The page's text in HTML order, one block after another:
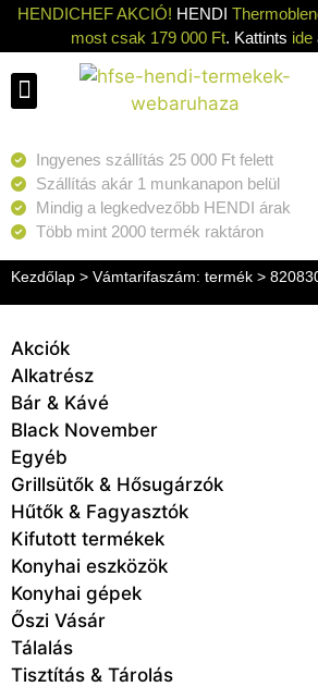
HENDICHEF AKCIÓ! HENDI
most csak 179 000 Ft. Kattints ide
Ingyenes szállítás 25 000 Ft felett
Szállítás akár 1 munkanapon belül
Mindig a legkedvezőbb HENDI árak
Több mint 2000 termék raktáron
Kezdőlap > Vámtarifaszám: termék >
Akciók
Alkatrész
Bár & Kávé
Black November
Egyéb
Grillsütők & Hősugárzók
Hűtők & Fagyasztók
Kifutott termékek
Konyhai eszközök
Konyhai gépek
Őszi Vásár
Tálalás
Tisztítás & Tárolás